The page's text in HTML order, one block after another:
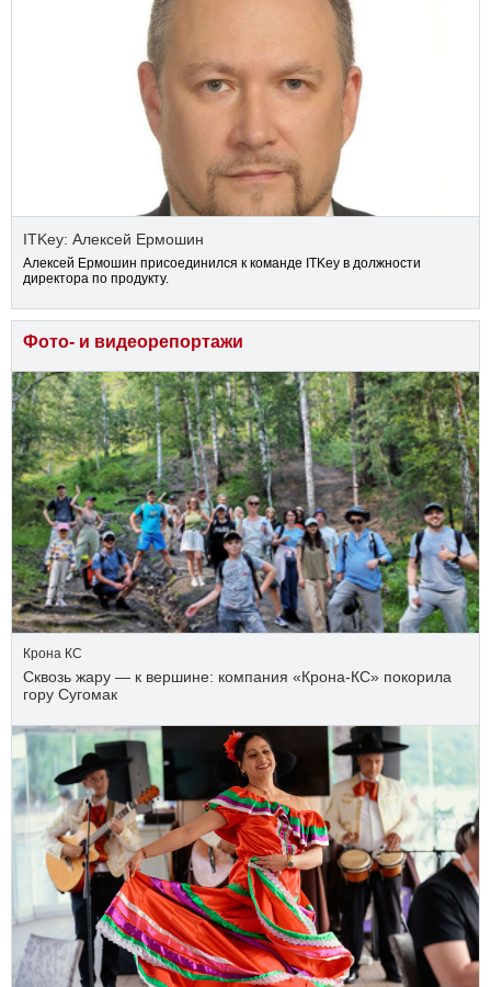
ITKey: Алексей Ермошин
Алексей Ермошин присоединился к команде ITKey в должности
директора по продукту.
Фото- и видеорепортажи
Крона КС
Сквозь жару — к вершине: компания «Крона‑КС» покорила
гору Сугомак